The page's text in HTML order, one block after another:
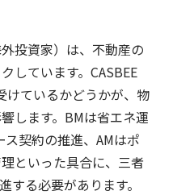
投資家）は、不動産の
しています。CASBEE
けているかどうかが、物
します。BMは省エネ運
契約の推進、AMはポ
といった具合に、三者
する必要があります。